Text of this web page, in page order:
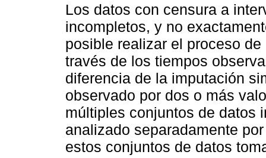
Los datos con censura a
incompletos, y no
posible realizar el proceso
través de los tiempos
diferencia de la imputación
observado por dos o más
múltiples conjuntos de datos
analizado separadamente
estos conjuntos de datos